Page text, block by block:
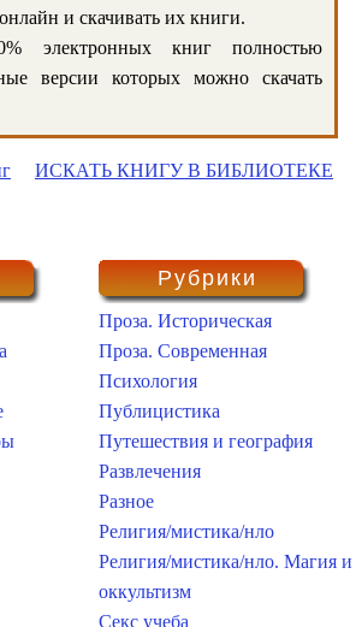
и скачивать их книги.
электронных книг полностью
версии которых можно скачать
ИСКАТЬ КНИГУ В БИБЛИОТЕКЕ
Рубрики
Проза. Историческая
Проза. Современная
Психология
Публицистика
Путешествия и география
Развлечения
Разное
Религия/мистика/нло
Религия/мистика/нло. Магия и
оккультизм
Секс учеба